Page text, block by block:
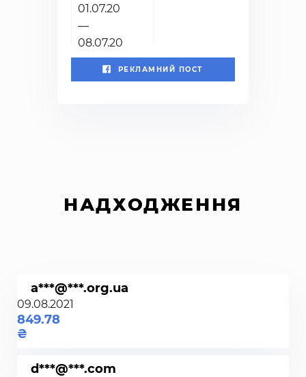
01.07.20
—
08.07.20
РЕКЛАМНИЙ ПОСТ
НАДХОДЖЕННЯ
a***@***.org.ua
09.08.2021
849.78
d***@***.com